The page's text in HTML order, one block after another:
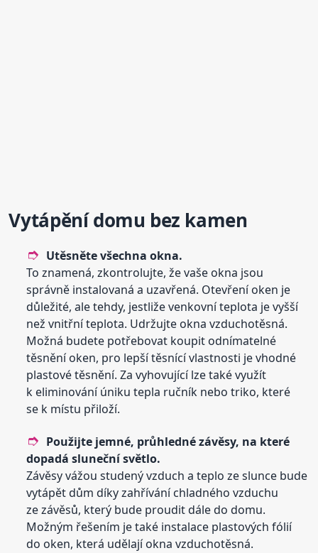
Vytápění domu bez kamen
Utěsněte všechna okna.
To znamená, zkontrolujte, že vaše okna jsou
správně instalovaná a uzavřená. Otevření oken je
důležité, ale tehdy, jestliže venkovní teplota je vyšší
než vnitřní teplota. Udržujte okna vzduchotěsná.
Možná budete potřebovat koupit odnímatelné
těsnění oken, pro lepší těsnící vlastnosti je vhodné
plastové těsnění. Za vyhovující lze také využít
k eliminování úniku tepla ručník nebo triko, které
se k místu přiloží.
Použijte jemné, průhledné závěsy, na které
dopadá sluneční světlo.
Závěsy vážou studený vzduch a teplo ze slunce bude
vytápět dům díky zahřívání chladného vzduchu
ze závěsů, který bude proudit dále do domu.
Možným řešením je také instalace plastových fólií
do oken, která udělají okna vzduchotěsná.